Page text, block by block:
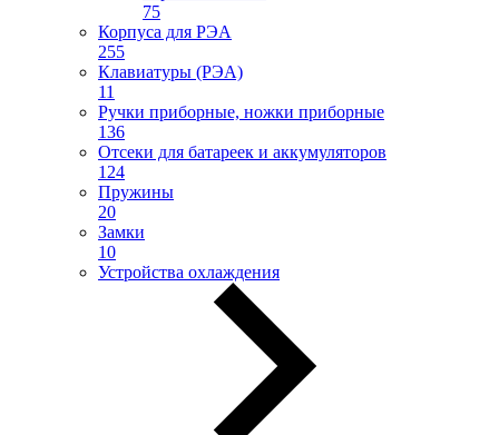
75
Корпуса для РЭА
255
Клавиатуры (РЭА)
11
Ручки приборные, ножки приборные
136
Отсеки для батареек и аккумуляторов
124
Пружины
20
Замки
10
Устройства охлаждения